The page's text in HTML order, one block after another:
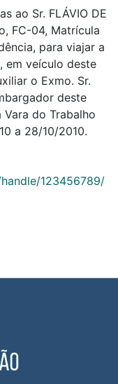
ao Sr. FLÁVIO DE
FC-04, Matrícula
para viajar a
em veículo deste
o Exmo. Sr.
deste
do Trabalho
a 28/10/2010.
123456789/